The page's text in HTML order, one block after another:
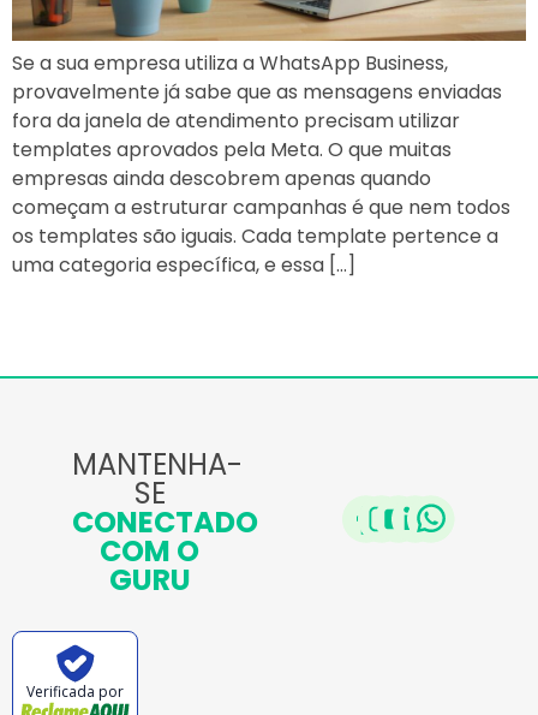
Se a sua empresa utiliza a WhatsApp Business,
provavelmente já sabe que as mensagens enviadas
fora da janela de atendimento precisam utilizar
templates aprovados pela Meta. O que muitas
empresas ainda descobrem apenas quando
começam a estruturar campanhas é que nem todos
os templates são iguais. Cada template pertence a
uma categoria específica, e essa […]
MANTENHA-
SE
CONECTADO
COM O
GURU
Verificada por